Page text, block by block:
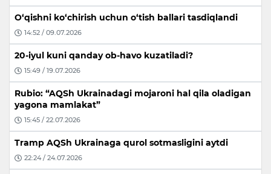
O‘qishni ko‘chirish uchun o‘tish ballari tasdiqlandi
14:52 / 09.07.2026
20-iyul kuni qanday ob-havo kuzatiladi?
15:49 / 19.07.2026
Rubio: “AQSh Ukrainadagi mojaroni hal qila oladigan
yagona mamlakat”
15:45 / 22.07.2026
Tramp AQSh Ukrainaga qurol sotmasligini aytdi
22:24 / 24.07.2026